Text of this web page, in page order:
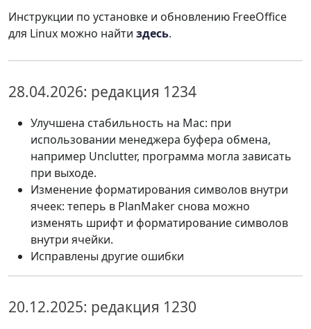
Инструкции по установке и обновлению FreeOffice
для Linux можно найти здесь.
28.04.2026: редакция 1234
Улучшена стабильность на Mac: при
использовании менеджера буфера обмена,
например Unclutter, программа могла зависать
при выходе.
Изменение форматирования символов внутри
ячеек: теперь в PlanMaker снова можно
изменять шрифт и форматирование символов
внутри ячейки.
Исправлены другие ошибки
20.12.2025: редакция 1230